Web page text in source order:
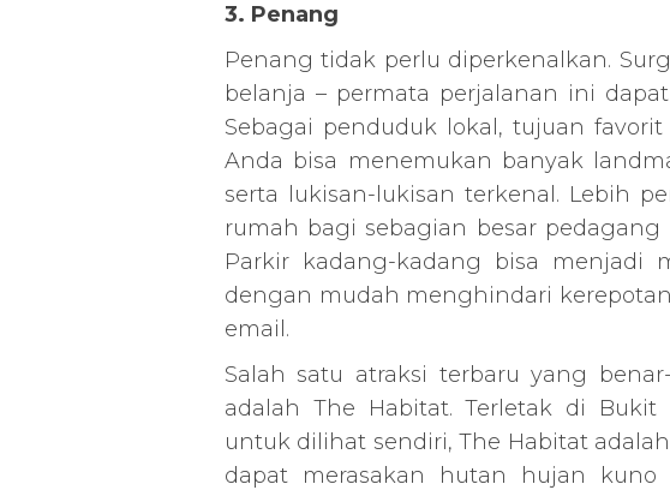
3. Penang
Penang tidak perlu diperkenalkan.
belanja – permata perjalanan ini
Sebagai penduduk lokal, tujuan
Anda bisa menemukan banyak
serta lukisan-lukisan terkenal. Lebih
rumah bagi sebagian besar
Parkir kadang-kadang bisa menjadi
dengan mudah menghindari
email.
Salah satu atraksi terbaru yang
adalah The Habitat. Terletak di
untuk dilihat sendiri, The Habitat
dapat merasakan hutan hujan kuno